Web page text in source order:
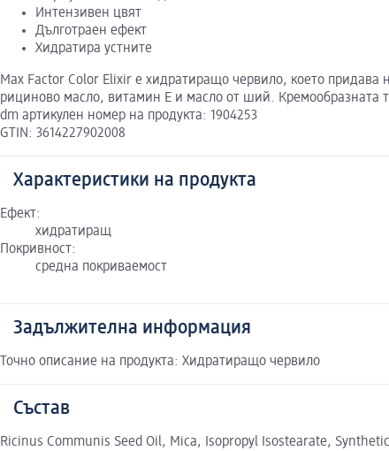
Интензивен цвят
Дълготраен ефект
Хидратира устните
Max Factor Color Elixir е хидратиращо чеpвило, което
рициново масло, витамин E и масло от ший. Кремообразната
dm артикулен номер на продукта: 1904253
GTIN: 3614227902008
Характеристики на продукта
Ефект:
хидратиращ
Покривност:
средна покриваемост
Задължителна информация
Точно описание на продукта: Хидратиращо червило
Състав
Ricinus Communis Seed Oil, Mica, Isopropyl Isostearate,